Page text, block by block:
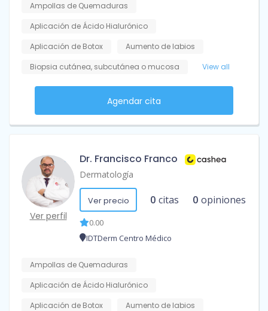
Ampollas de Quemaduras
Aplicación de Ácido Hialurónico
Aplicación de Botox
Aumento de labios
Biopsia cutánea, subcutánea o mucosa
View all
Agendar cita
Ver perfil
Dr. Francisco Franco
Dermatología
Ver precio 0 citas 0 opiniones
0.00
IDTDerm Centro Médico
Ampollas de Quemaduras
Aplicación de Ácido Hialurónico
Aplicación de Botox
Aumento de labios